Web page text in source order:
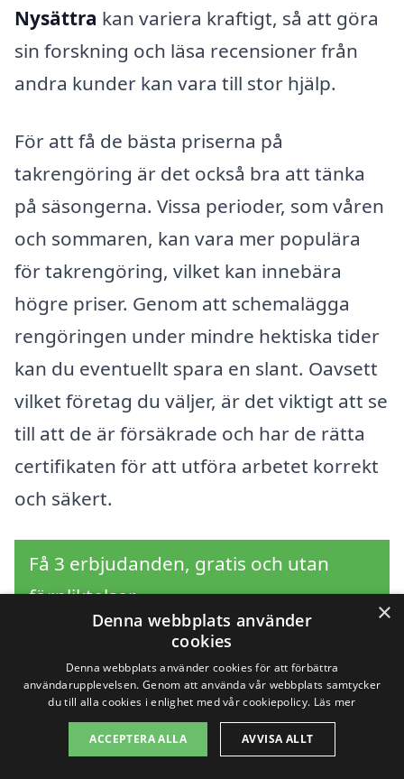
Nysättra kan variera kraftigt, så att göra
sin forskning och läsa recensioner från
andra kunder kan vara till stor hjälp.
För att få de bästa priserna på
takrengöring är det också bra att tänka
på säsongerna. Vissa perioder, som våren
och sommaren, kan vara mer populära
för takrengöring, vilket kan innebära
högre priser. Genom att schemalägga
rengöringen under mindre hektiska tider
kan du eventuellt spara en slant. Oavsett
vilket företag du väljer, är det viktigt att se
till att de är försäkrade och har de rätta
certifikaten för att utföra arbetet korrekt
och säkert.
Få 3 erbjudanden, gratis och utan
förpliktelser
Sök efter en
professionell för
×
Denna webbplats använder
cookies
Denna webbplats använder cookies för att förbättra
användarupplevelsen. Genom att använda vår webbplats samtycker
du till alla cookies i enlighet med vår cookiepolicy. Läs mer
ACCEPTERA ALLA AVVISA ALLT